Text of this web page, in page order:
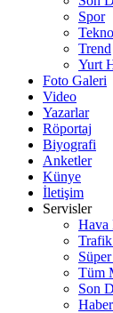
Spor
Trend
Yurt
Foto Galeri
Video
Yazarlar
Röportaj
Biyografi
Anketler
Künye
İletişim
Servisler
Hava
Tüm
Son